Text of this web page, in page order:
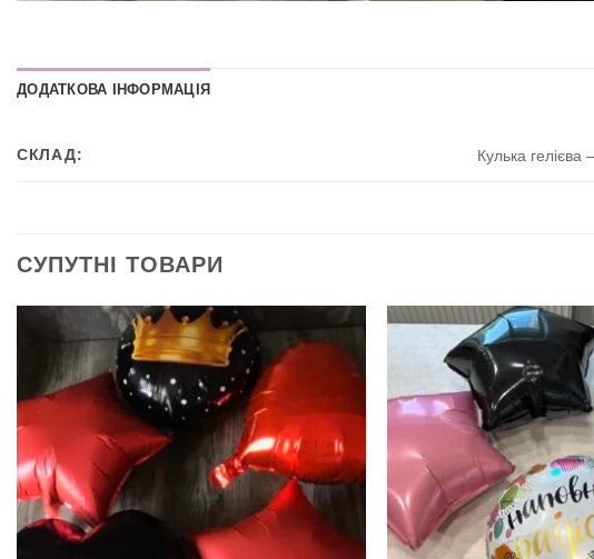
ДОДАТКОВА ІНФОРМАЦІЯ
СКЛАД: Кулька гелієва
СУПУТНІ ТОВАРИ